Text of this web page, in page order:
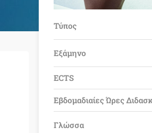
Τύπος
Εξάμηνο
ECTS
Εβδομαδιαίες Ώρες
Γλώσσα